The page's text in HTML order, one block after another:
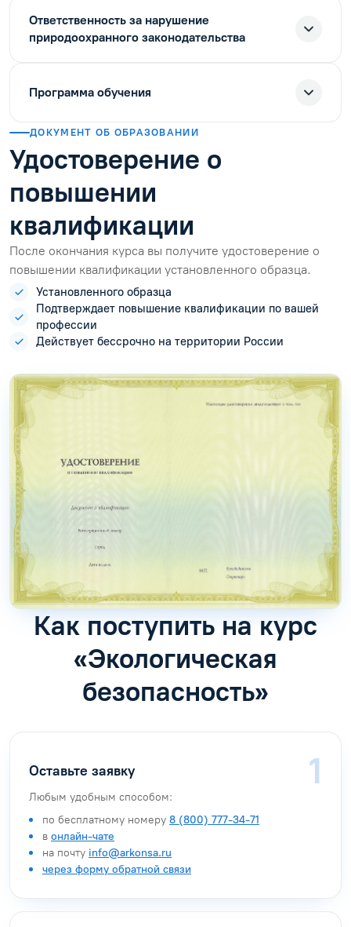
Ответственность за нарушение
природоохранного законодательства
Программа обучения
ДОКУМЕНТ ОБ ОБРАЗОВАНИИ
Удостоверение о
повышении
квалификации
После окончания курса вы получите удостоверение о
повышении квалификации установленного образца.
Установленного образца
Подтверждает повышение квалификации по вашей
профессии
Действует бессрочно на территории России
Как поступить на курс
«Экологическая
безопасность»
Оставьте заявку
Любым удобным способом:
по бесплатному номеру 8 (800) 777-34-71
в онлайн-чате
на почту info@arkonsa.ru
через форму обратной связи